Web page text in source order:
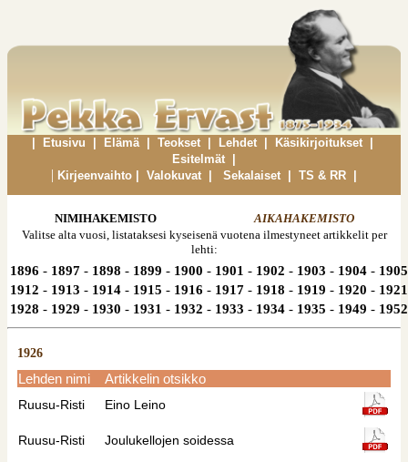
Etusivu Elämä Teokset Lehdet Käsikirjoitukset
Esitelmät
| Kirjeenvaihto Valokuvat Sekalaiset TS & RR
NIMIHAKEMISTO
AIKAHAKEMISTO
Valitse alta vuosi, listataksesi kyseisenä vuotena ilmestyneet artikkelit per
lehti:
1896 - 1897 - 1898 - 1899 - 1900 - 1901 - 1902 - 1903 - 1904 - 1905
1912 - 1913 - 1914 - 1915 - 1916 - 1917 - 1918 - 1919 - 1920 - 1921
1928 - 1929 - 1930 - 1931 - 1932 - 1933 - 1934 - 1935 - 1949 - 1952
1926
Lehden nimi Artikkelin otsikko
Ruusu-Risti Eino Leino
Ruusu-Risti Joulukellojen soidessa